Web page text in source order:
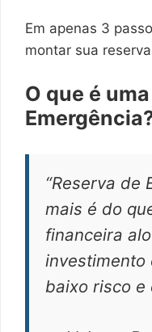
Em apenas 3
montar sua
O que é
“Reserva de
mais é do
financeira
investimento
baixo risco e